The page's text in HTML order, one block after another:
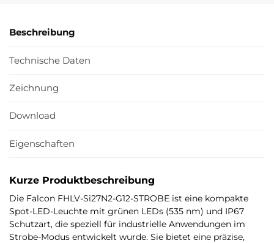
Beschreibung
Technische Daten
Zeichnung
Download
Eigenschaften
Kurze Produktbeschreibung
Die Falcon FHLV-Si27N2-G12-STROBE ist eine kompakte
Spot-LED-Leuchte mit grünen LEDs (535 nm) und IP67
Schutzart, die speziell für industrielle Anwendungen im
Strobe-Modus entwickelt wurde. Sie bietet eine präzise,